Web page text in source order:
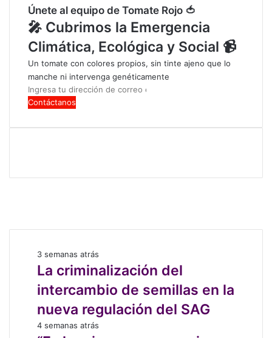
e
s
a
l
e
c
o
ó
a
Únete al equipo de Tomate Rojo 🍅
🎤 Cubrimos la Emergencia
Climática, Ecológica y Social 📹
Un tomate con colores propios, sin tinte ajeno que lo
manche ni intervenga genéticamente
Ingresa
tu
de
La
criminalización
intercambio
de
semillas
en
3 semanas atrás
La criminalización del
intercambio de semillas en la
nueva regulación del SAG
“Es
4 semanas atrás